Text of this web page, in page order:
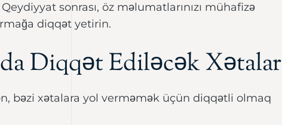
Qeydiyyat sonrası, öz məlumatlarınızı mühafizə
diqqət yetirin.
Diqqət Ediləcək Xətalar
bəzi xətalara yol verməmək üçün diqqətli olmaq